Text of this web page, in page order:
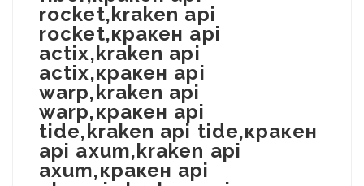
rocket,kraken api
rocket,кракен api
actix,kraken api
actix,кракен api
warp,kraken api
warp,кракен api
tide,kraken api tide,кракен
api axum,kraken api
axum,кракен api